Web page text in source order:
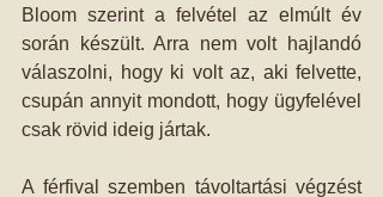
Bloom szerint a felvétel az elmúlt év
során készült. Arra nem volt hajlandó
válaszolni, hogy ki volt az, aki felvette,
csupán annyit mondott, hogy ügyfelével
csak rövid ideig jártak.
A férfival szemben távoltartási végzést